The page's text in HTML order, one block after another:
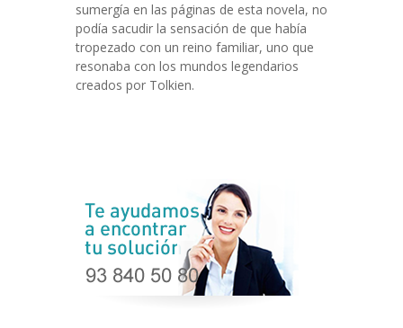
sumergía en las páginas de esta novela, no
podía sacudir la sensación de que había
tropezado con un reino familiar, uno que
resonaba con los mundos legendarios
creados por Tolkien.